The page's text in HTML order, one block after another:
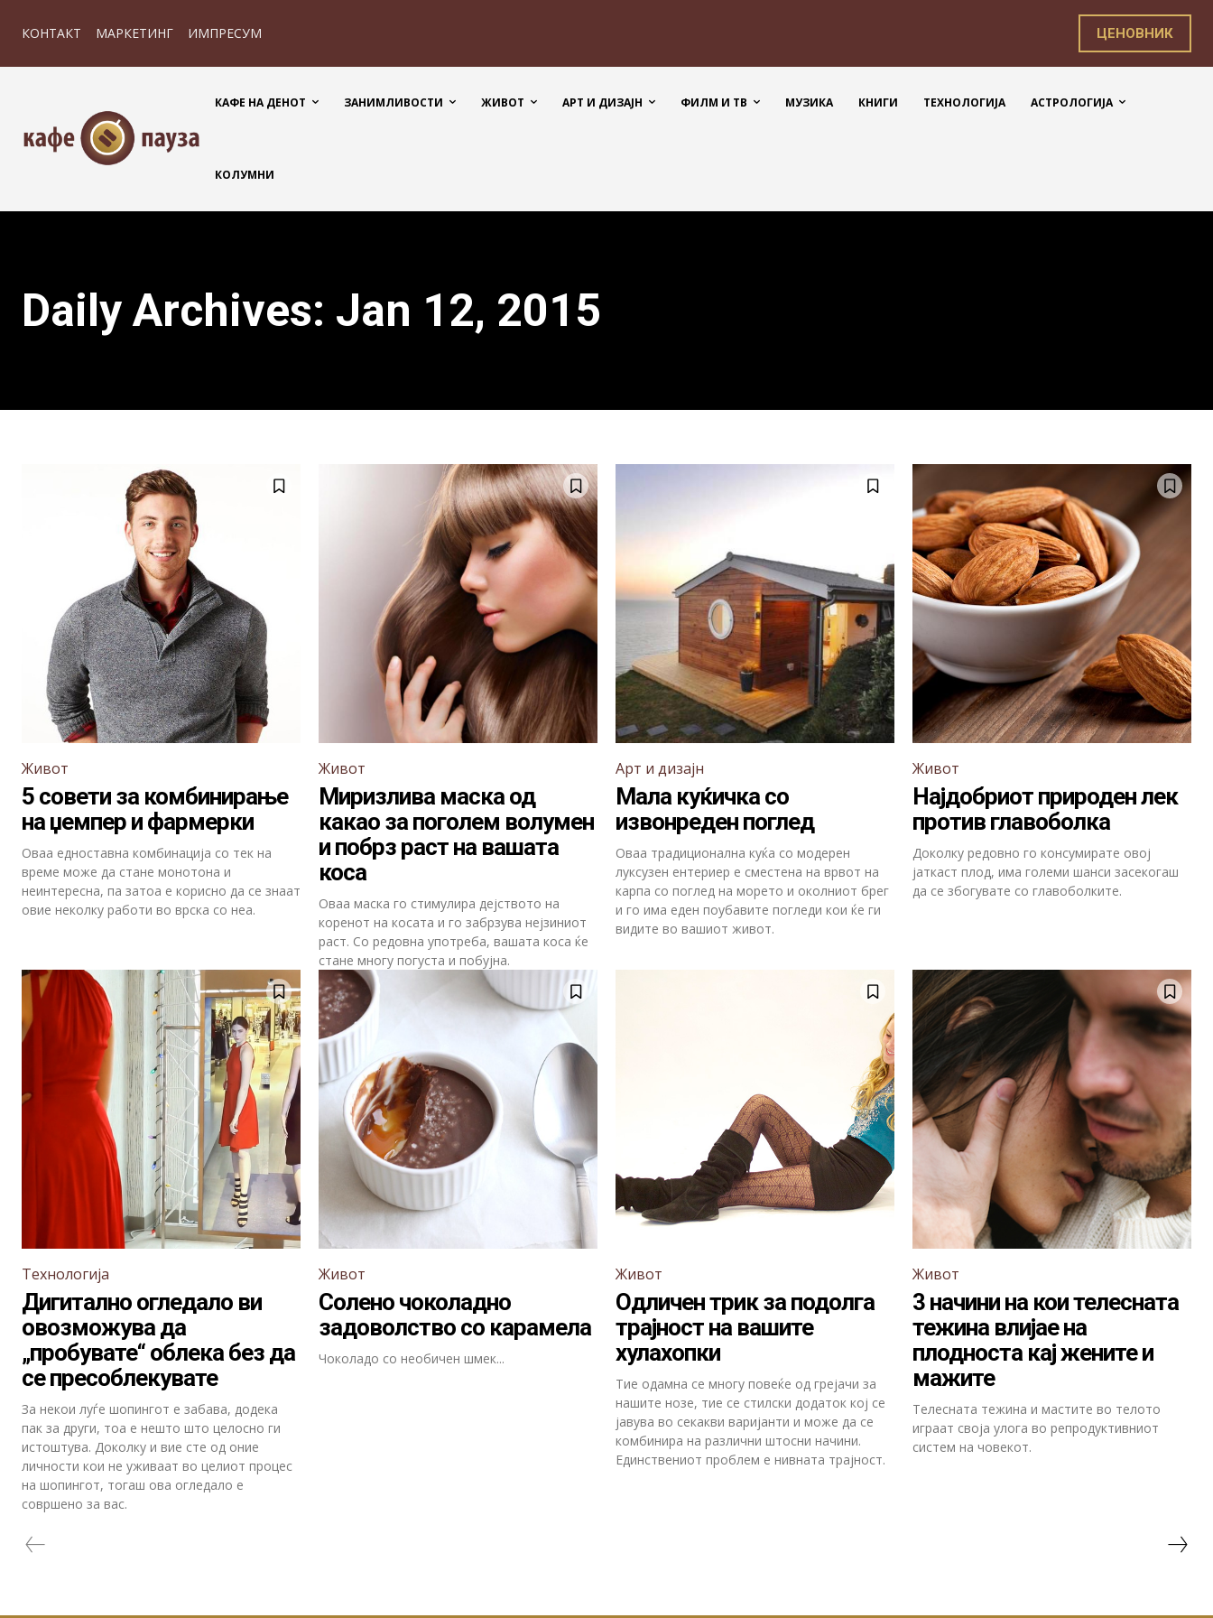
КОНТАКТ МАРКЕТИНГ ИМПРЕСУМ ЦЕНОВНИК
КАФЕ НА ДЕНОТ ЗАНИМЛИВОСТИ ЖИВОТ АРТ И ДИЗАЈН ФИЛМ И ТВ МУЗИКА КНИГИ ТЕХНОЛОГИЈА АСТРОЛОГИЈА
КОЛУМНИ
Daily Archives: Jan 12, 2015
Живот
5 совети за комбинирање
на џемпер и фармерки
Оваа едноставна комбинација со тек на
време може да стане монотона и
неинтересна, па затоа е корисно да се знаат
овие неколку работи во врска со неа.
Живот
Миризлива маска од
какао за поголем волумен
и побрз раст на вашата
коса
Оваа маска го стимулира дејството на
коренот на косата и го забрзува нејзиниот
раст. Со редовна употреба, вашата коса ќе
стане многу погуста и побујна.
Арт и дизајн
Мала куќичка со
извонреден поглед
Оваа традиционална куќа со модерен
луксузен ентериер е сместена на врвот на
карпа со поглед на морето и околниот брег
и го има еден поубавите погледи кои ќе ги
видите во вашиот живот.
Живот
Најдобриот природен лек
против главоболка
Доколку редовно го консумирате овој
јаткаст плод, има големи шанси засекогаш
да се збогувате со главоболките.
Технологија
Дигитално огледало ви
овозможува да
„пробувате“ облека без да
се пресоблекувате
За некои луѓе шопингот е забава, додека
пак за други, тоа е нешто што целосно ги
истоштува. Доколку и вие сте од оние
личности кои не уживаат во целиот процес
на шопингот, тогаш ова огледало е
совршено за вас.
Живот
Солено чоколадно
задоволство со карамела
Чоколадо со необичен шмек...
Живот
Одличен трик за подолга
трајност на вашите
хулахопки
Тие одамна се многу повеќе од грејачи за
нашите нозе, тие се стилски додаток кој се
јавува во секакви варијанти и може да се
комбинира на различни штосни начини.
Единствениот проблем е нивната трајност.
Живот
3 начини на кои телесната
тежина влијае на
плодноста кај жените и
мажите
Телесната тежина и мастите во телото
играат своја улога во репродуктивниот
систем на човекот.